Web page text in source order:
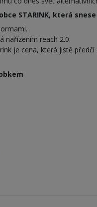
STARINK, která
nařízením reach 2.0.
je cena, která jistě předčí